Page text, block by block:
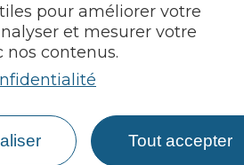
pour améliorer votre
et mesurer votre
contenus.
Tout accepter